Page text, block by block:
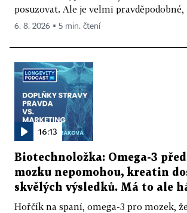
posuzovat. Ale je velmi pravděpodobné,
6. 8. 2026 ▪ 5 min. čtení
16:13
Biotechnoložka: Omega-3
mozku nepomohou, kreatin
skvělých výsledků. Má to ale
Hořčík na spaní, omega-3 pro mozek,